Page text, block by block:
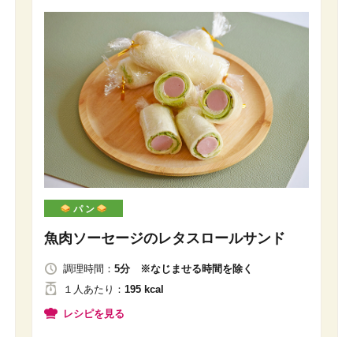
パ ン
魚肉ソーセージのレタスロールサンド
調理時間： 5分 ※なじませる時間を除く
１人 あたり ： 195 kcal
レシピを見る